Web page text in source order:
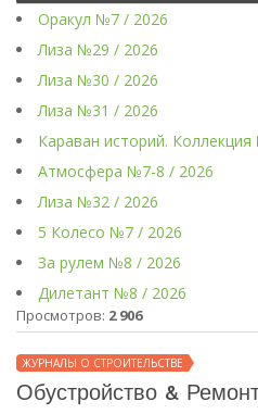
Оракул №7 / 2026
Лиза №29 / 2026
Лиза №30 / 2026
Лиза №31 / 2026
Караван историй.
Атмосфера №7-8 / 2026
Лиза №32 / 2026
5 Колесо №7 / 2026
За рулем №8 / 2026
Дилетант №8 / 2026
Просмотров: 2 906
ЖУРНАЛЫ О СТРОИТЕЛЬСТВЕ
Обустройство &